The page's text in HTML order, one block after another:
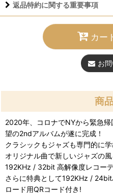
返品特約に関する重要事項
カー
お
商
2020年、コロナでNYから緊急
望の2ndアルバムが遂に完成！
クラシックもジャズも専門的に
オリジナル曲で新しいジャズの風
192KHz / 32bit 高解像度レコーデ
さらに特典として192KHz /
ロード用QRコード付き!